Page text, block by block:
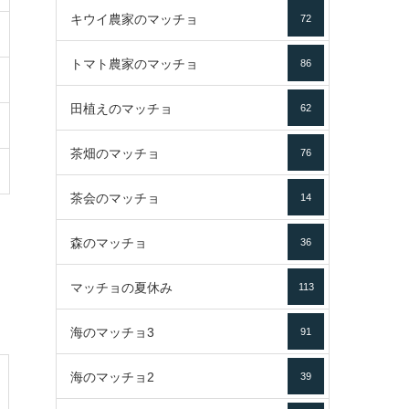
キウイ農家のマッチョ 72
トマト農家のマッチョ 86
田植えのマッチョ 62
茶畑のマッチョ 76
茶会のマッチョ 14
森のマッチョ 36
マッチョの夏休み 113
海のマッチョ3 91
海のマッチョ2 39